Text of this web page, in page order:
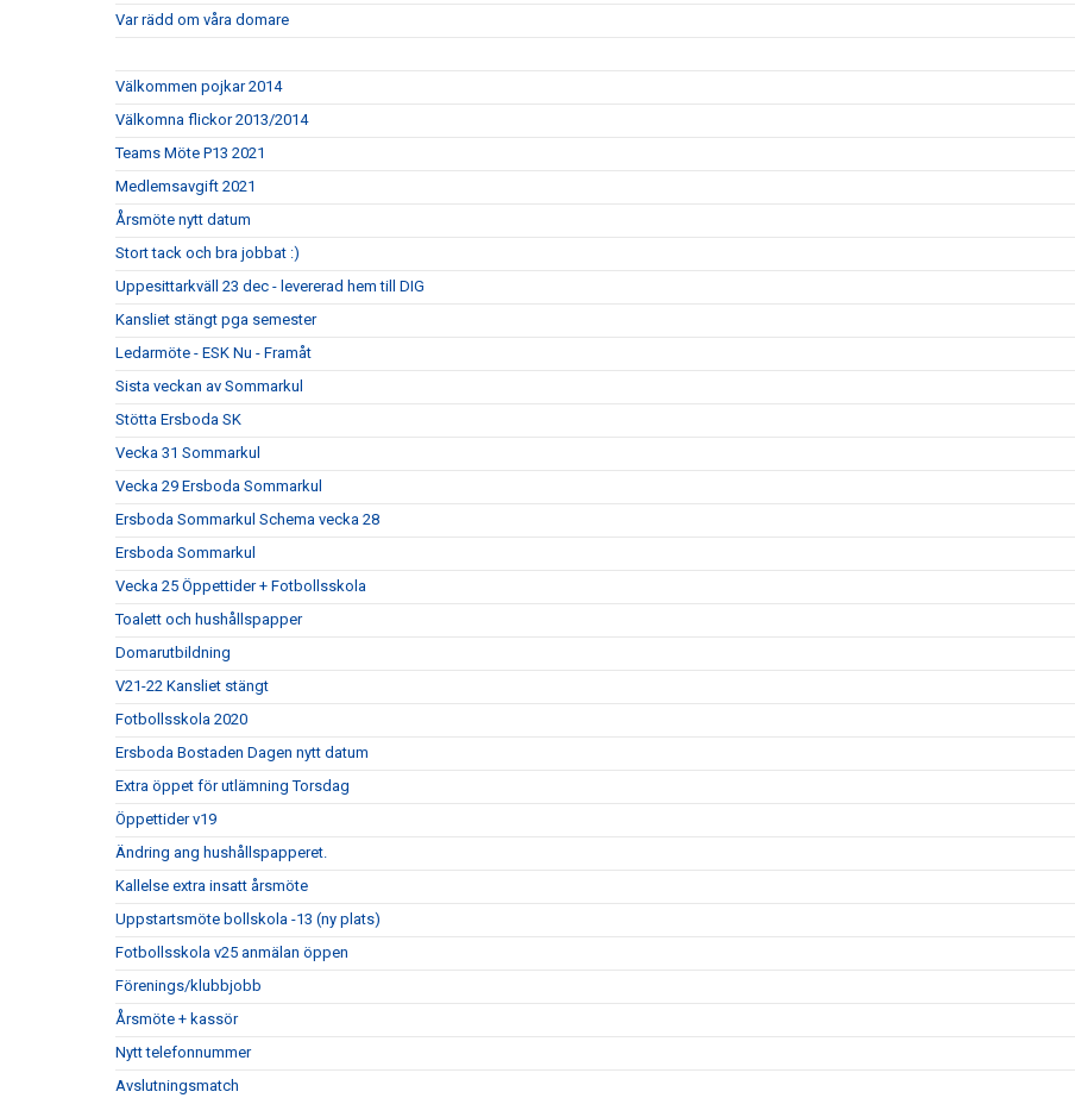
Var rädd om våra domare
Välkommen pojkar 2014
Välkomna flickor 2013/2014
Teams Möte P13 2021
Medlemsavgift 2021
Årsmöte nytt datum
Stort tack och bra jobbat :)
Uppesittarkväll 23 dec - levererad hem till DIG
Kansliet stängt pga semester
Ledarmöte - ESK Nu - Framåt
Sista veckan av Sommarkul
Stötta Ersboda SK
Vecka 31 Sommarkul
Vecka 29 Ersboda Sommarkul
Ersboda Sommarkul Schema vecka 28
Ersboda Sommarkul
Vecka 25 Öppettider + Fotbollsskola
Toalett och hushållspapper
Domarutbildning
V21-22 Kansliet stängt
Fotbollsskola 2020
Ersboda Bostaden Dagen nytt datum
Extra öppet för utlämning Torsdag
Öppettider v19
Ändring ang hushållspapperet.
Kallelse extra insatt årsmöte
Uppstartsmöte bollskola -13 (ny plats)
Fotbollsskola v25 anmälan öppen
Förenings/klubbjobb
Årsmöte + kassör
Nytt telefonnummer
Avslutningsmatch